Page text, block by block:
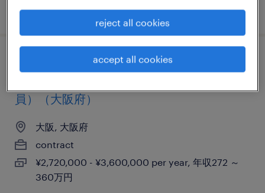
posted 9 july 2026
【障がい者求人】サービス業／大阪事業
員）（大阪府）
大阪, 大阪府
contract
¥2,720,000 - ¥3,600,000 per year, 年収272 ～
360万円
reject all cookies
accept all cookies